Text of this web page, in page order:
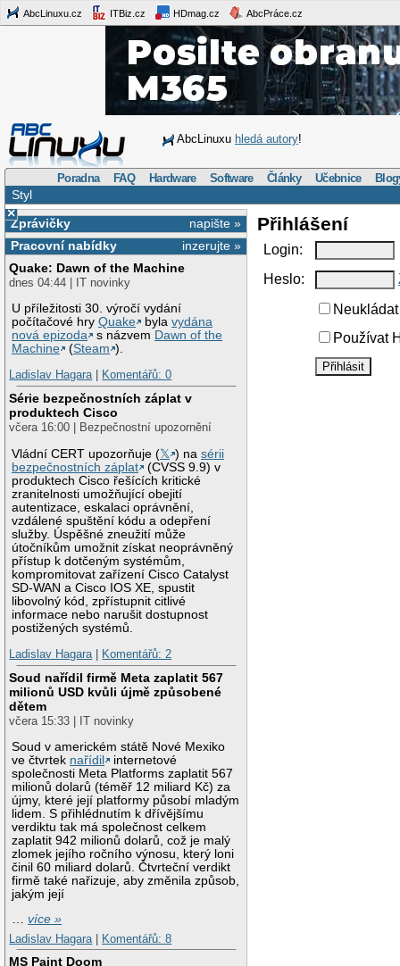
AbcLinuxu.cz ITBiz.cz HDmag.cz AbcPráce.cz
AbcLinuxu hledá autory!
Poradna FAQ Hardware Software Články Učebnice
Styl
×
napište »
Zprávičky
inzerujte »
Pracovní nabídky
Quake: Dawn of the Machine
dnes 04:44 | IT novinky
U příležitosti 30. výročí vydání
počítačové hryQuake bylavydána
nová epizoda
s názvem Dawn of the
Machine
(Steam ).
Ladislav Hagara| Komentářů: 0
Série bezpečnostních záplat v
produktech Cisco
včera 16:00 | Bezpečnostní upozornění
Vládní CERT upozorňuje (𝕏 ) nasérii
bezpečnostních záplat
(CVSS 9.9) v
produktech Cisco řešících kritické
zranitelnosti umožňující obejití
autentizace, eskalaci oprávnění,
vzdálené spuštění kódu a odepření
služby. Úspěšné zneužití může
útočníkům umožnit získat neoprávněný
přístup k dotčeným systémům,
kompromitovat zařízení Cisco Catalyst
SD-WAN a Cisco IOS XE, spustit
libovolný kód, zpřístupnit citlivé
informace nebo narušit dostupnost
postižených systémů.
Ladislav Hagara| Komentářů: 2
Soud nařídil firmě Meta zaplatit 567
milionů USD kvůli újmě způsobené
dětem
včera 15:33 | IT novinky
Soud v americkém státě Nové Mexiko
ve čtvrtek nařídil
internetové
společnosti Meta Platforms zaplatit 567
milionů dolarů (téměř 12 miliard Kč) za
újmy, které její platformy působí mladým
lidem. S přihlédnutím k dřívějšímu
verdiktu tak má společnost celkem
zaplatit 942 milionů dolarů, což je malý
zlomek jejího ročního výnosu, který loni
činil 60 miliard dolarů. Čtvrteční verdikt
firmě také nařizuje, aby změnila způsob,
jakým její
…více »
Ladislav Hagara
Komentářů: 8
MS Paint Doom
Přihlášení
Login:
Heslo:
Používat